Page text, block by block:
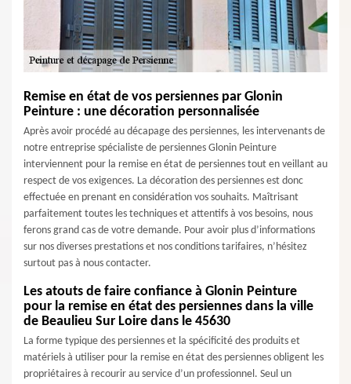
Remise en état de vos persiennes par Glonin
Peinture : une décoration personnalisée
Après avoir procédé au décapage des persiennes, les intervenants de
notre entreprise spécialiste de persiennes Glonin Peinture
interviennent pour la remise en état de persiennes tout en veillant au
respect de vos exigences. La décoration des persiennes est donc
effectuée en prenant en considération vos souhaits. Maîtrisant
parfaitement toutes les techniques et attentifs à vos besoins, nous
ferons grand cas de votre demande. Pour avoir plus d’informations
sur nos diverses prestations et nos conditions tarifaires, n’hésitez
surtout pas à nous contacter.
Les atouts de faire confiance à Glonin Peinture
pour la remise en état des persiennes dans la ville
de Beaulieu Sur Loire dans le 45630
La forme typique des persiennes et la spécificité des produits et
matériels à utiliser pour la remise en état des persiennes obligent les
propriétaires à recourir au service d’un professionnel. Seul un